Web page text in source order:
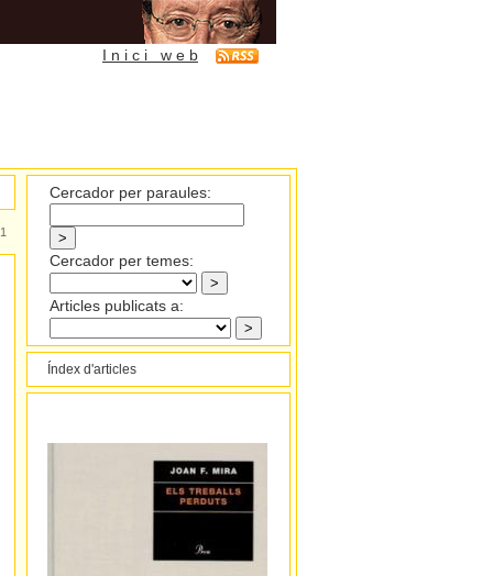
I n i c i w e b
1
Cercador per paraules:
Cercador per temes:
Articles publicats a:
Índex d'articles